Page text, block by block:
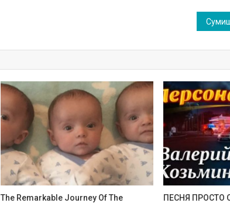
The Remarkable Journey Of The
ПЕСНЯ ПРОСТО